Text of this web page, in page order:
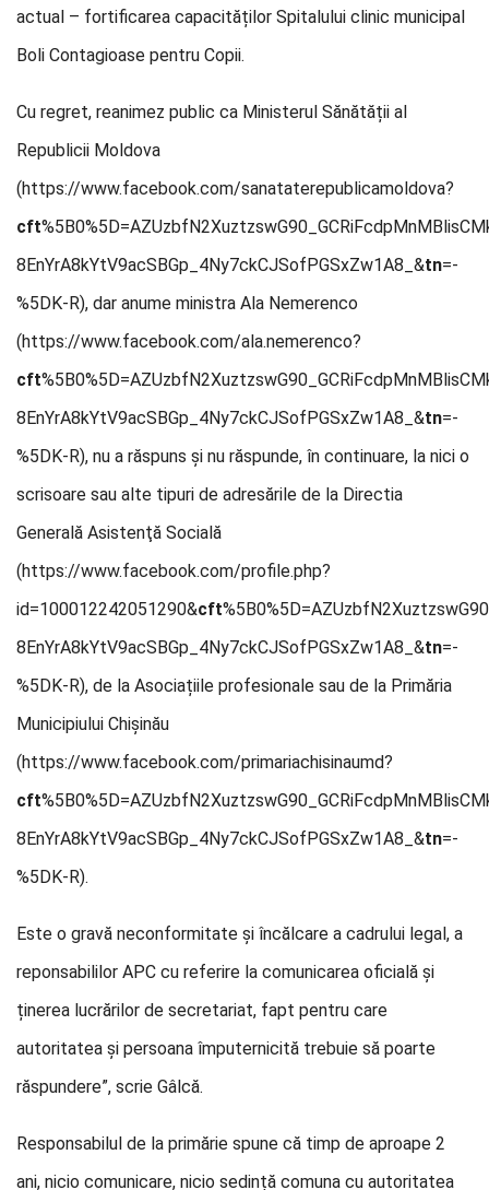
actual – fortificarea capacităților Spitalului clinic municipal
Boli Contagioase pentru Copii.
Cu regret, reanimez public ca Ministerul Sănătății al
Republicii Moldova
(https://www.facebook.com/sanataterepublicamoldova?
cft
8EnYrA8kYtV9acSBGp_4Ny7ckCJSofPGSxZw1A8_&tn=-
%5DK-R), dar anume ministra Ala Nemerenco
(https://www.facebook.com/ala.nemerenco?
cft
8EnYrA8kYtV9acSBGp_4Ny7ckCJSofPGSxZw1A8_&tn=-
%5DK-R), nu a răspuns și nu răspunde, în continuare, la nici o
scrisoare sau alte tipuri de adresările de la Directia
Generală Asistenţă Socială
(https://www.facebook.com/profile.php?
id=100012242051290&cft
8EnYrA8kYtV9acSBGp_4Ny7ckCJSofPGSxZw1A8_&tn=-
%5DK-R), de la Asociațiile profesionale sau de la Primăria
Municipiului Chișinău
(https://www.facebook.com/primariachisinaumd?
cft
8EnYrA8kYtV9acSBGp_4Ny7ckCJSofPGSxZw1A8_&tn=-
%5DK-R).
Este o gravă neconformitate și încălcare a cadrului legal, a
reponsabililor APC cu referire la comunicarea oficială și
ținerea lucrărilor de secretariat, fapt pentru care
autoritatea și persoana împuternicită trebuie să poarte
răspundere”, scrie Gâlcă.
Responsabilul de la primărie spune că timp de aproape 2
ani, nicio comunicare, nicio sedință comuna cu autoritatea